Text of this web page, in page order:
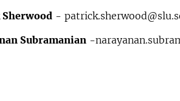
-
Subramanian -